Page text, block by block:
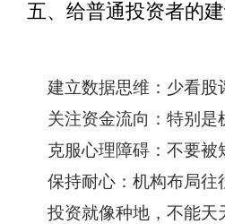
五、给普通投资者的
建立数据思维：少看股
关注资金流向：特别是
克服心理障碍：不要被
保持耐心：机构布局往
投资就像种地，不能天